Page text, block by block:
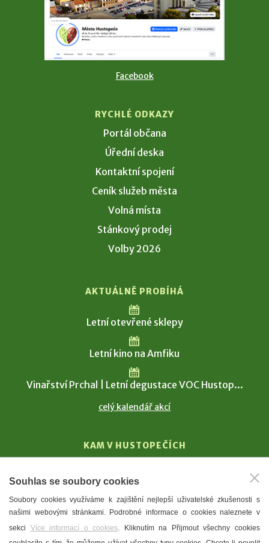
Facebook
RYCHLÉ ODKAZY
Portál občana
Úřední deska
Kontaktní spojení
Ceník služeb města
Volná místa
Stánkový prodej
Volby 2026
AKTUÁLNĚ PROBÍHÁ
Letní otevřené sklepy
Letní kino na Amfiku
Vinařství Prchal | Letní degustace VOC Hustop...
celý kalendář akcí
KAM V HUSTOPEČÍCH
T. G. Masaryk
Mandloně
Ubytování
Souhlas se soubory cookies
Soubory cookies využíváme k zajištění nejlepší uživatelské zkušenosti s
našimi webovými stránkami. Podrobné informace o cookies naleznete v
sekci Více informací o cookies. Kliknutím na Přijmout všechny cookies